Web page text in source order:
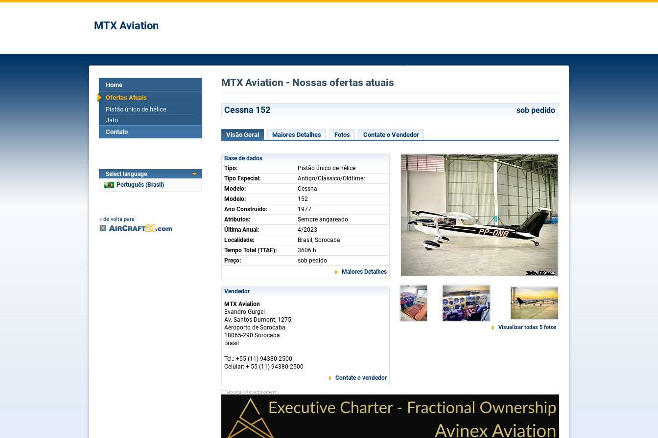
MTX Aviation
Home
Ofertas Atuais
Pistão único de hélice
Jato
Contato
Select language
Português (Brasil)
« de volta para
MTX Aviation - Nossas ofertas atuais
Cessna 152 sob pedido
Visão Geral Maiores Detalhes Fotos Contate o Vendedor
Base de dados
Tipo:
Pistão único de hélice
Tipo Especial:
Antigo/Clássico/Oldtimer
Modelo:
Cessna
Modelo:
152
Ano Construido:
1977
Atributos:
Sempre angareado
Última Anual:
4/2023
Localidade:
Brasil, Sorocaba
Tempo Total (TTAF):
3606 h
Preço:
sob pedido
Maiores Detalhes
Vendedor
MTX Aviation
Evandro Gurgel
Av. Santos Dumont, 1275
Aeroporto de Sorocaba
18065-290 Sorocaba
Brasil
Tel.: +55 (11) 94380-2500
Celular: + 55 (11) 94380-2500
Contate o vendedor
Visualizar todas 5 fotos